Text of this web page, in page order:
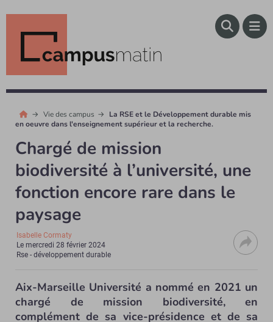
Vie des campus
La RSE et le Développement durable mis
en oeuvre dans l'enseignement supérieur et la recherche.
Chargé de mission
biodiversité à l’université, une
fonction encore rare dans le
paysage
Isabelle Cormaty
Lemercredi 28 février 2024
Rse - développement durable
Aix-Marseille Université a nommé en 2021 un
chargé de mission biodiversité, en
complément de sa vice-présidence et de sa